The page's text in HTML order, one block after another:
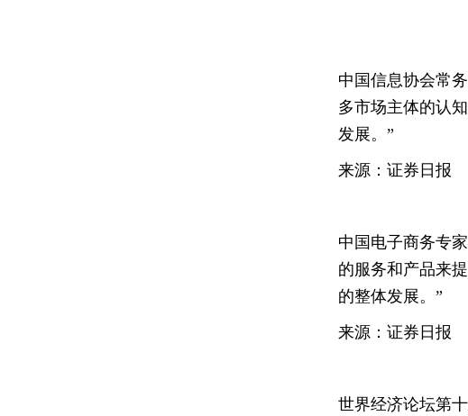
中国信息协会常
多市场主体的认
发展。”
来源：证券日报
中国电子商务专
的服务和产品来
的整体发展。”
来源：证券日报
世界经济论坛第